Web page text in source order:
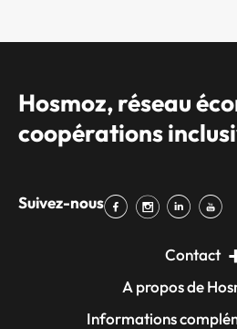
Hosmoz, réseau
coopérations
Suivez-nous
Contact
A propos de
Informations